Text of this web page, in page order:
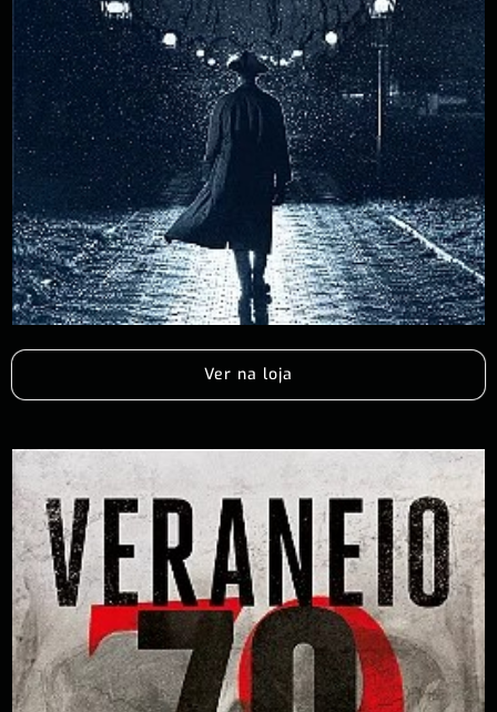
Ver na loja